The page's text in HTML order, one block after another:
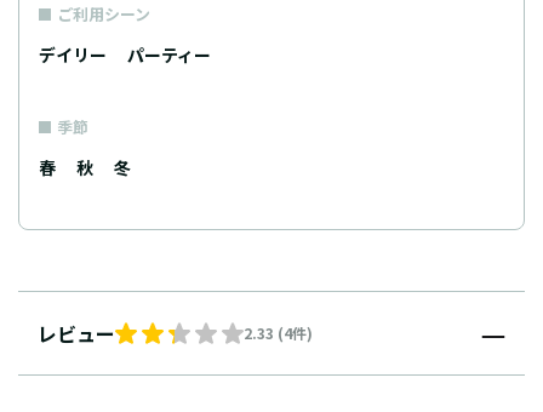
ご利用シーン
デイリー パーティー
季節
春 秋 冬
レビュー 2.33 (4件)